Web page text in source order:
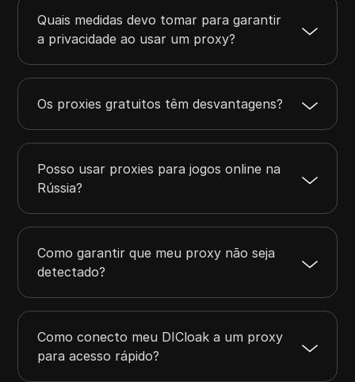
Quais medidas devo tomar para garantir
a privacidade ao usar um proxy?
Os proxies gratuitos têm desvantagens?
Posso usar proxies para jogos online na
Rússia?
Como garantir que meu proxy não seja
detectado?
Como conecto meu DICloak a um proxy
para acesso rápido?